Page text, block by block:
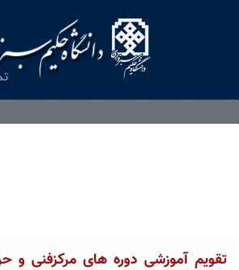
تقویم آموزشی دوره های مرکزفنی و